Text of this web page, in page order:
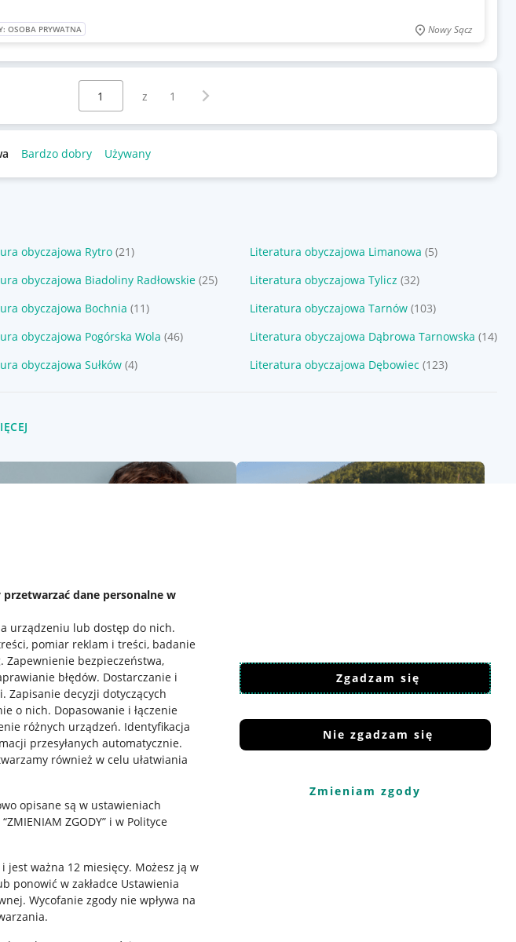
dane personalne w
urządzeniu lub dostęp do nich.
pomiar reklam i treści, badanie
. Zapewnienie bezpieczeństwa,
błędów. Dostarczanie i
. Zapisanie decyzji dotyczących
o nich. Dopasowanie i łączenie
różnych urządzeń. Identyfikacja
przesyłanych automatycznie.
również w celu ułatwiania
opisane są w ustawieniach
ZGODY” i w Polityce
jest ważna 12 miesięcy. Możesz ją w
ponowić w zakładce Ustawienia
Wycofanie zgody nie wpływa na
Zgadzam się
Nie zgadzam się
Zmieniam zgody
OSOBA PRYWATNA Nowy Sącz
Wybierz stronę:
z 1 Następna strona
Bardzo dobry Używany
obyczajowa Rytro (21) Literatura obyczajowa Limanowa (5)
obyczajowa Biadoliny Radłowskie (25) Literatura obyczajowa Tylicz (32)
obyczajowa Bochnia (11) Literatura obyczajowa Tarnów (103)
obyczajowa Pogórska Wola (46) Literatura obyczajowa Dąbrowa Tarnowska (14)
obyczajowa Sułków (4) Literatura obyczajowa Dębowiec (123)
aplikację